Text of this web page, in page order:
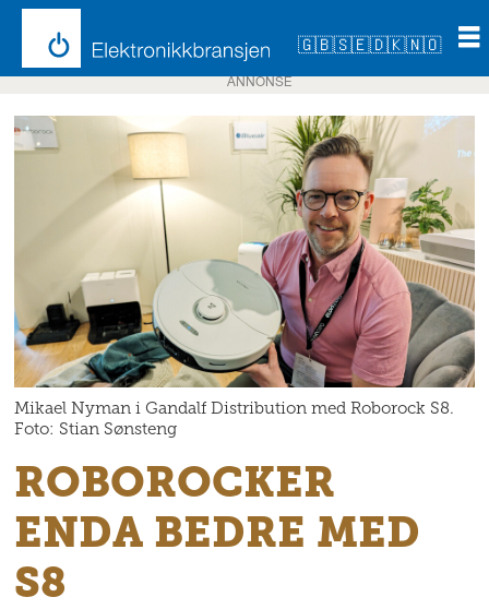
🇬🇧🇸🇪🇩🇰🇳🇴
ANNONSE
Mikael Nyman i Gandalf Distribution med Roborock S8.
Foto: Stian Sønsteng
ROBOROCKER
ENDA BEDRE MED
S8